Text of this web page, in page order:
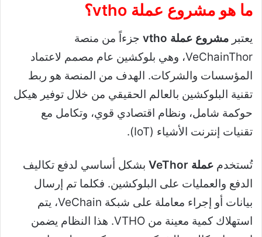
ما هو مشروع عملة vtho؟
يعتبر مشروع عملة vtho
جزءاً من منصة
VeChainThor، وهي بلوكشين عام مصمم لاعتماد
المؤسسات والشركات. الهدف من المنصة هو ربط
تقنية البلوكشين بالعالم الحقيقي من خلال توفير هيكل
حوكمة شامل، ونظام اقتصادي قوي، وتكامل مع
تقنيات إنترنت الأشياء (IoT).
تُستخدم عملة VeThor
بشكل أساسي لدفع تكاليف
الدفع والعمليات على البلوكشين. فكلما تم إرسال
بيانات أو إجراء معاملة على شبكة VeChain، يتم
استهلاك كمية معينة من VTHO. هذا النظام يضمن